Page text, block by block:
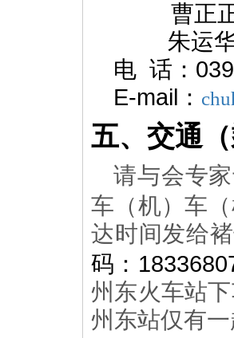
曹正
朱运
电 话：
E-mail ：
五、交通
请与会专
车（机）车
达时间发给
码：
州东火车站
州东站仅有